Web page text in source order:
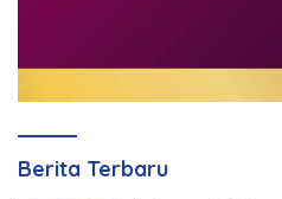
Berita Terbaru